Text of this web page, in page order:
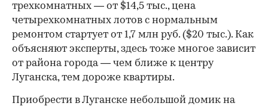
трехкомнатных — от $14,5 тыс., цена
четырехкомнатных лотов с нормальным
ремонтом стартует от 1,7 млн руб. ($20 тыс.). Как
объясняют эксперты, здесь тоже многое зависит
от района города — чем ближе к центру
Луганска, тем дороже квартиры.
Приобрести в Луганске небольшой домик на